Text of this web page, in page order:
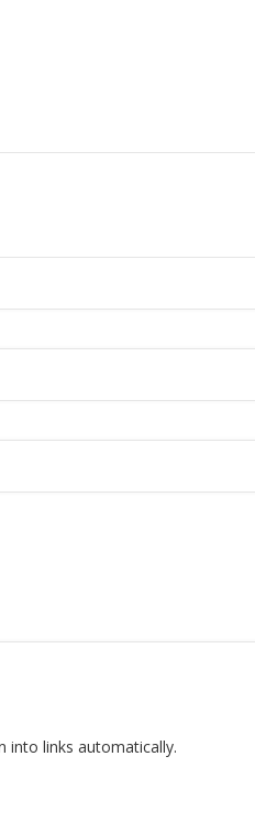
into links automatically.